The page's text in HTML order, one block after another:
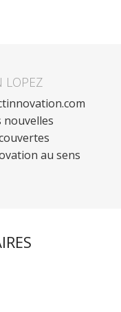
LOPEZ
nouvelles
au sens